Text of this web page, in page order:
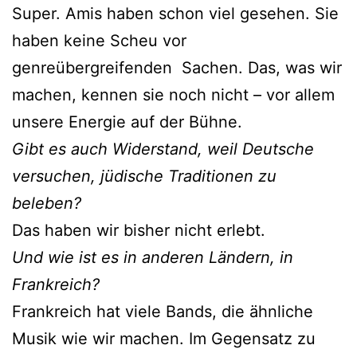
Super. Amis haben schon viel gesehen. Sie
haben keine Scheu vor
genreübergreifenden Sachen. Das, was wir
machen, kennen sie noch nicht – vor allem
unsere Energie auf der Bühne.
Gibt es auch Widerstand, weil Deutsche
versuchen, jüdische Traditionen zu
beleben?
Das haben wir bisher nicht erlebt.
Und wie ist es in anderen Ländern, in
Frankreich?
Frankreich hat viele Bands, die ähnliche
Musik wie wir machen. Im Gegensatz zu